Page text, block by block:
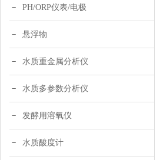
PH/ORP仪表/电极
悬浮物
水质重金属分析仪
水质多参数分析仪
发酵用溶氧仪
水质酸度计